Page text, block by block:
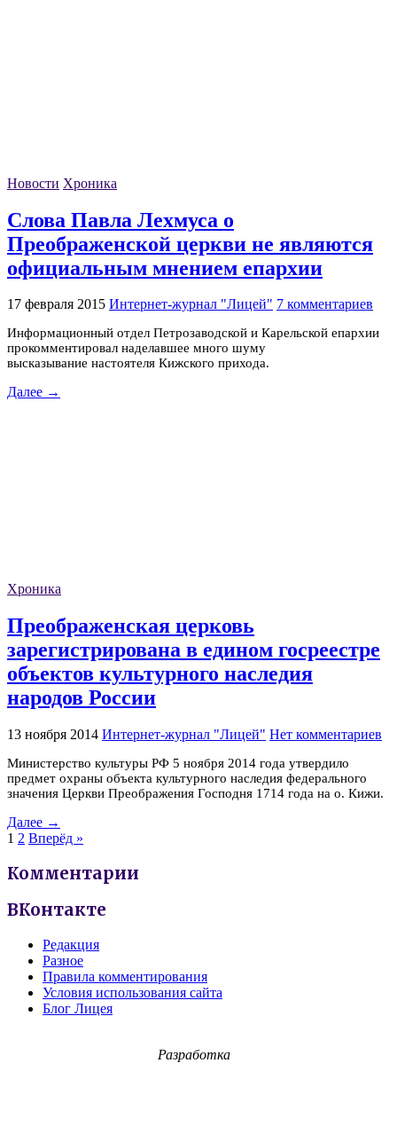
Новости Хроника
Слова Павла Лехмуса о
Преображенской церкви не являются
официальным мнением епархии
17 февраля 2015 Интернет-журнал "Лицей" 7 комментариев
Информационный отдел Петрозаводской и Карельской епархии
прокомментировал наделавшее много шуму
высказывание настоятеля Кижского прихода.
Далее →
Хроника
Преображенская церковь
зарегистрирована в едином госреестре
объектов культурного наследия
народов России
13 ноября 2014 Интернет-журнал "Лицей" Нет комментариев
Министерство культуры РФ 5 ноября 2014 года утвердило
предмет охраны объекта культурного наследия федерального
значения Церкви Преображения Господня 1714 года на о. Кижи.
Далее →
1 2 Вперёд »
Комментарии
ВКонтакте
Редакция
Разное
Правила комментирования
Условия использования сайта
Блог Лицея
Разработка